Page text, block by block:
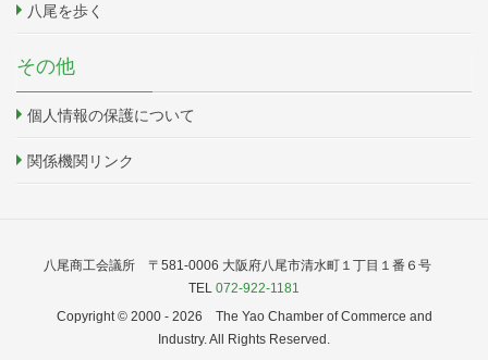
八尾を歩く
その他
個人情報の保護について
関係機関リンク
八尾商工会議所 〒581-0006 大阪府八尾市清水町１丁目１番６号
TEL 072-922-1181
Copyright © 2000 - 2026 The Yao Chamber of Commerce and
Industry. All Rights Reserved.